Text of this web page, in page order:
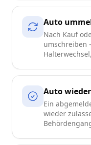
Auto
Nach Kauf
umschreiben
Auto
Ein
wieder